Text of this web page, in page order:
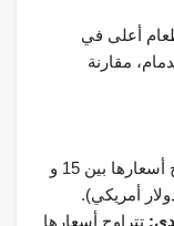
أعلى في
مقارنة
تتراوح أسعارها بين 15 و
تتراوح أسعارها